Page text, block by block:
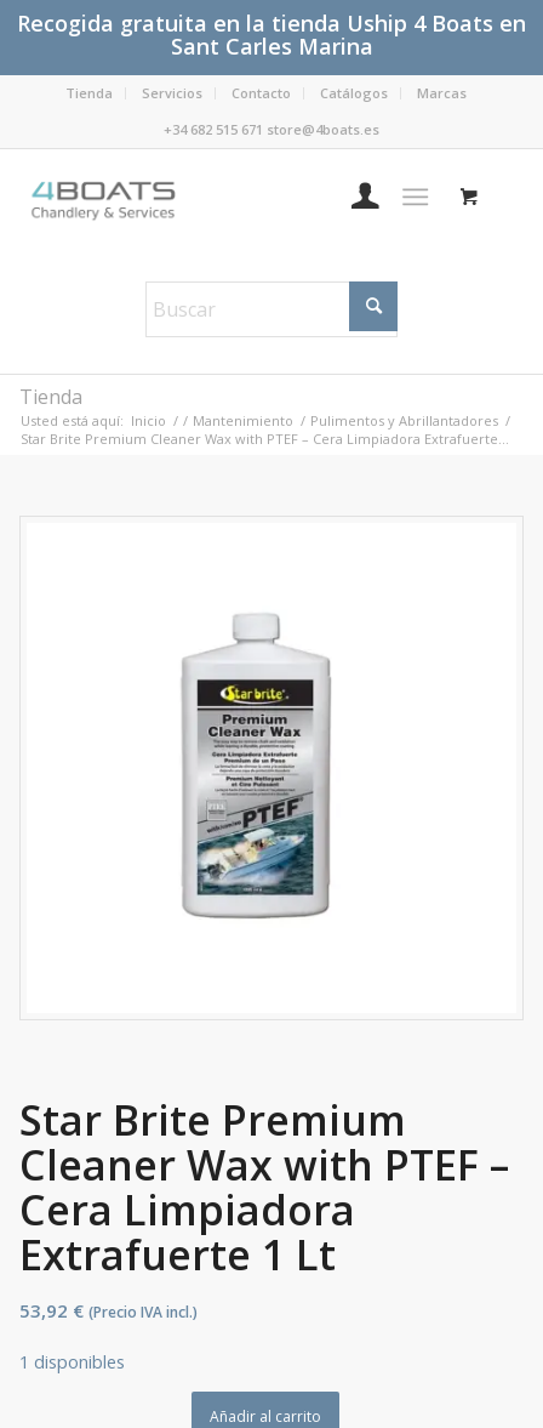
Recogida gratuita en la tienda Uship 4 Boats en
Sant Carles Marina
Tienda Servicios Contacto Catálogos
Marcas
+34 682 515 671 store@4boats.es
Tienda
Usted está aquí: Inicio / / Mantenimiento / Pulimentos y Abrillantadores /
Star Brite Premium Cleaner Wax with PTEF – Cera Limpiadora Extrafuerte...
Star Brite Premium
Cleaner Wax with PTEF –
Cera Limpiadora
Extrafuerte 1 Lt
53,92 € (Precio IVA incl.)
1 disponibles
Añadir al carrito